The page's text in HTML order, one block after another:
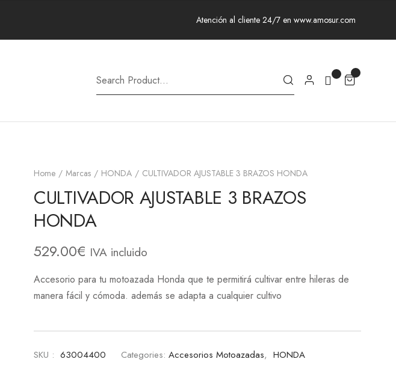
Atención al cliente 24/7 en www.amosur.com
Home Marcas HONDA CULTIVADOR AJUSTABLE 3 BRAZOS HONDA
CULTIVADOR AJUSTABLE 3 BRAZOS
HONDA
529.00€ IVA incluido
Accesorio para tu motoazada Honda que te permitirá cultivar entre hileras de
manera fácil y cómoda. además se adapta a cualquier cultivo
SKU : 63004400 Categories: Accesorios Motoazadas, HONDA